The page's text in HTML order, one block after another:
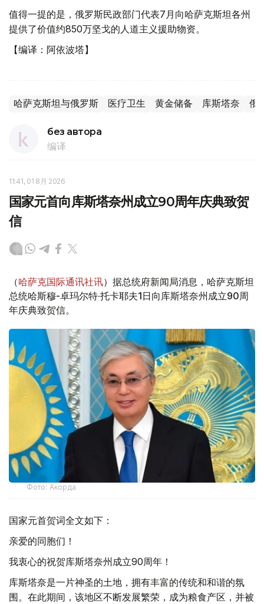
值得一提的是，俄罗斯民政部门代表7月向哈萨克斯坦各州
提供了价值约850万坚戈的人道主义援助物资。
【编译：阿依波塔】
哈萨克斯坦与俄罗斯 医疗卫生 黄金储备 库斯塔奈 俄
без автора
编译
11:41, 01 8月 2026
国家元首向库斯塔奈州成立90周年庆典致贺
信
（哈萨克国际通讯社讯）据总统府新闻局消息，哈萨克斯坦
总统哈斯穆-卓玛尔特·托卡耶夫1日向库斯塔奈州成立90周
年庆典致贺信。
Фото: Акорда
国家元首贺词全文如下：
亲爱的同胞们！
我衷心的祝贺库斯塔奈州成立90周年！
库斯塔奈是一片神圣的土地，拥有丰富的传统和和谐的氛
围。在此期间，该地区不断发展繁荣，成为粮食产区，并被